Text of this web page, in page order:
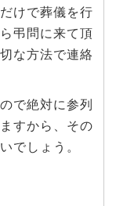
けで葬儀を行
弔問に来て頂
な方法で連絡
で絶対に参列
すから、その
でしょう。